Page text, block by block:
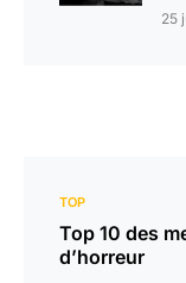
25
TOP
Top 10 des
d’horreur